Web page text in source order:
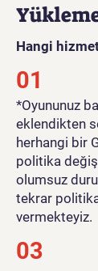
Hangi
01
​*Oyununuz
eklendikten
herhangi bir
politika
olumsuz
tekrar
vermekteyiz.
03